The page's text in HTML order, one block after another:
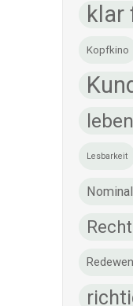
klar
Kopfkino
Lesbarkeit